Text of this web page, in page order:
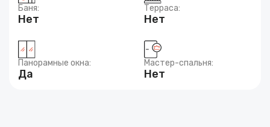
Баня:
Нет
Терраса:
Нет
Панорамные окна:
Да
Мастер-спальня:
Нет